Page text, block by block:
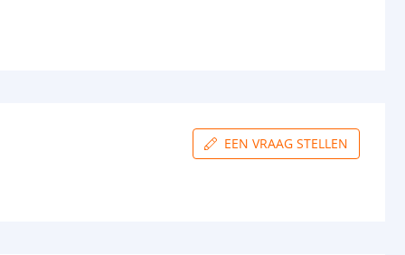
EEN VRAAG STELLEN